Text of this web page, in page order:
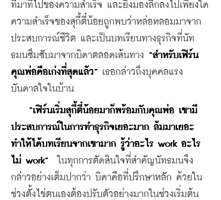
ที่มาที่ไปของความสำเร็จ และยิ่งมองลึกลงไปเพียงใด
ความสำเร็จของสุกี้ตี๋น้อยถูกพบว่าหล่อหลอมมาจาก
ประสบการณ์ชีวิต และเป็นบทเรียนทางธุรกิจที่นัท
ธมนซึมซับมาจากบิดาตลอดเส้นทาง “สำหรับเฟิร์น
คุณพ่อคือเก่งที่สุดแล้ว” เธอกล่าวถึงบุคคลแรง
บันดาลใจในบ้าน
“เฟิร์นเริ่มสุกี้ตี๋น้อยมาก็พร้อมกับคุณพ่อ เขามี
ประสบการณ์ในการทำธุรกิจเยอะมาก ล้มมาเยอะ
ทำให้ได้บทเรียนจากเขามาก รู้ว่าอะไร work อะไร
ไม่ work”
ในทุกการตัดสินใจที่สำคัญนัทธมนจึง
กล่าวอย่างเต็มปากว่า บิดาคือที่ปรึกษาหลัก ด้วยใน
ช่วงตั้งไข่ตนเองต้องปรับตัวอย่างมากในช่วงเริ่มต้น